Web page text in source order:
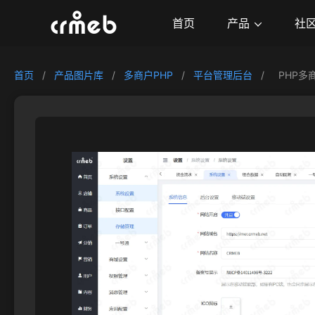
首页 产品 社
首页 / 产品图片库 / 多商户PHP / 平台管理后台 / PHP多